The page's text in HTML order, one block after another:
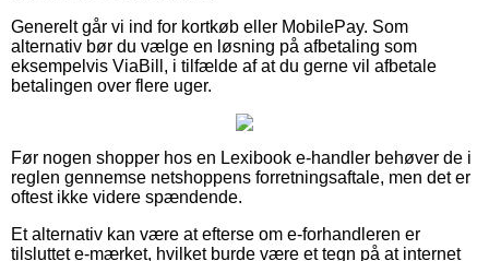
Generelt går vi ind for kortkøb eller MobilePay. Som
alternativ bør du vælge en løsning på afbetaling som
eksempelvis ViaBill, i tilfælde af at du gerne vil afbetale
betalingen over flere uger.
Før nogen shopper hos en Lexibook e-handler behøver de i
reglen gennemse netshoppens forretningsaftale, men det er
oftest ikke videre spændende.
Et alternativ kan være at efterse om e-forhandleren er
tilsluttet e-mærket, hvilket burde være et tegn på at internet